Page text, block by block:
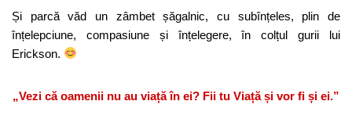
Și parcă văd un zâmbet șăgalnic, cu subînțeles, plin de
înțelepciune, compasiune și înțelegere, în colțul gurii lui
Erickson.
„Vezi că oamenii nu au viață în ei? Fii tu Viață și vor fi și ei.”